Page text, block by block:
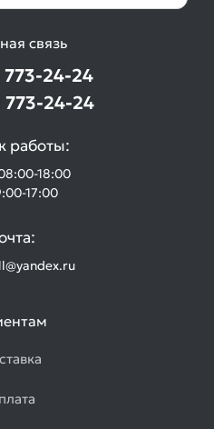
связь
773-24-24
773-24-24
работы:
18:00
17:00